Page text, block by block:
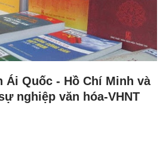
Ái Quốc - Hồ Chí Minh và
nghiệp văn hóa-VHNT